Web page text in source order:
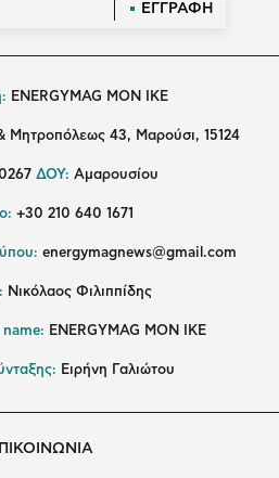
ΕΓΓΡΑΦΗ
ENERGYMAG MON IKE
Μητροπόλεως 43, Μαρούσι, 15124
ΔΟΥ: Αμαρουσίου
+30 210 640 1671
energymagnews@gmail.com
Νικόλαος Φιλιππίδης
name: ENERGYMAG ΜΟΝ ΙΚΕ
Ειρήνη Γαλιώτου